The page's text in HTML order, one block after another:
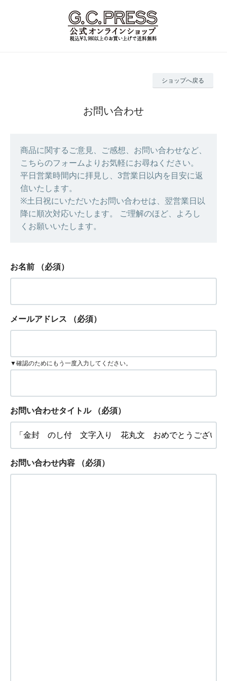
ショップへ戻る
お問い合わせ
商品に関するご意見、ご感想、お問い合わせなど、
こちらのフォームよりお気軽にお尋ねください。
平日営業時間内に拝見し、3営業日以内を目安に返
信いたします。
※土日祝にいただいたお問い合わせは、翌営業日以
降に順次対応いたします。 ご理解のほど、よろし
くお願いいたします。
お名前 （必須）
メールアドレス （必須）
▼確認のためにもう一度入力してください。
お問い合わせタイトル （必須）
お問い合わせ内容 （必須）